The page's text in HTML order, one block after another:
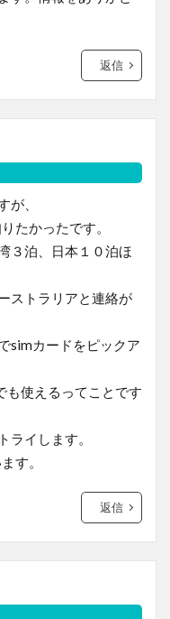
返信
が、
たかったです。
３泊、日本１０泊ほ
ストラリアと連絡が
simカードをピックア
も使えるってことです
ライします。
す。
返信